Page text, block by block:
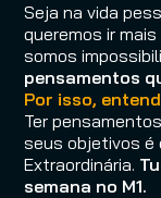
Seja na vida
queremos ir
pensamentos
Por isso,
Ter
seus objetivos é
Extraordinária.
semana no M1.